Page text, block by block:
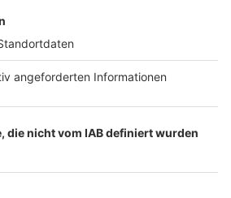
neuen Bett
Pulheim kommt gut an
in den Rhein-Erft-Kreis